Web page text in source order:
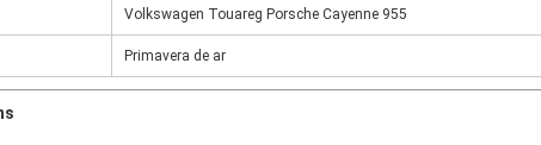
Volkswagen Touareg Porsche Cayenne 955
Primavera de ar